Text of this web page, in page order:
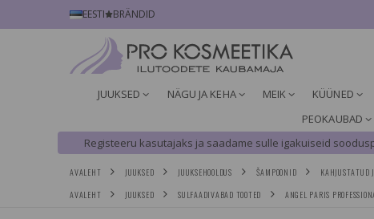
EESTI BRÄNDID
JUUKSED NÄGU JA KEHA MEIK KÜÜNED
PEOKAUBAD
Registeeru kasutajaks ja saadame sulle igakuiseid
AVALEHT JUUKSED JUUKSEHOOLDUS ŠAMPOONID KAHJUSTATUD
AVALEHT
JUUKSED SULFAADIVABAD TOOTED ANGEL PARIS